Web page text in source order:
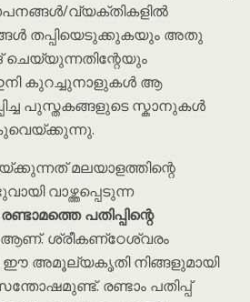
വ്യക്തികളിൽ
തപ്പിയെടുക്കുകയും അതു
ഇനി കുറച്ചുനാളുകൾ ആ
പുസ്തകങ്ങളുടെ സ്കാനുകൾ
മലയാളത്തിന്റെ
വാഴ്ത്തപ്പെടുന്ന
പതിപ്പിന്റെ
ശ്രീകണ്‌ഠേശ്വരം
ഈ അമൂല്യകൃതി നിങ്ങളുമായി
രണ്ടാം പതിപ്പ്